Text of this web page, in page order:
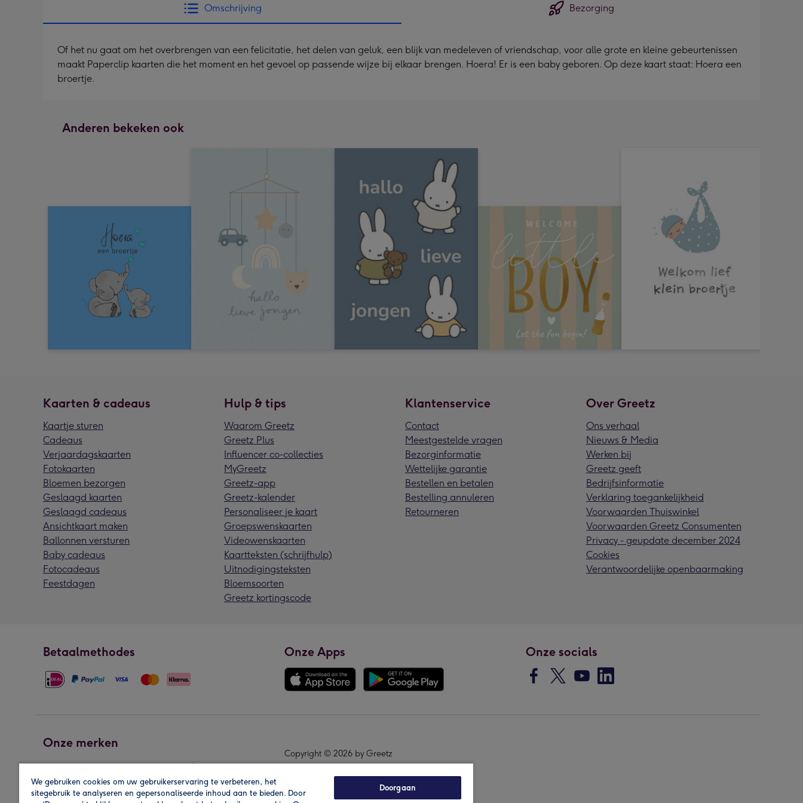
mm
Omschrijving Bezorging
Of het nu gaat om het overbrengen van een felicitatie, het delen van geluk, een blijk van medeleven of vriendschap, voor alle grote en kleine gebeurtenissen
maakt Paperclip kaarten die het moment en het gevoel op passende wijze bij elkaar brengen. Hoera! Er is een baby geboren. Op deze kaart staat: Hoera een
broertje.
Anderen bekeken ook
Kaarten & cadeaus
Kaartje sturen
Cadeaus
Verjaardagskaarten
Fotokaarten
Bloemen bezorgen
Geslaagd kaarten
Geslaagd cadeaus
Ansichtkaart maken
Ballonnen versturen
Baby cadeaus
Fotocadeaus
Feestdagen
Hulp & tips
Waarom Greetz
Greetz Plus
Influencer co-collecties
MyGreetz
Greetz-app
Greetz-kalender
Personaliseer je kaart
Groepswenskaarten
Videowenskaarten
Kaartteksten (schrijfhulp)
Uitnodigingsteksten
Bloemsoorten
Greetz kortingscode
Klantenservice
Contact
Meestgestelde vragen
Bezorginformatie
Wettelijke garantie
Bestellen en betalen
Bestelling annuleren
Retourneren
Over Greetz
Ons verhaal
Nieuws & Media
Werken bij
Greetz geeft
Bedrijfsinformatie
Verklaring toegankelijkheid
Voorwaarden Thuiswinkel
Voorwaarden Greetz Consumenten
Privacy - geupdate december 2024
Cookies
Verantwoordelijke openbaarmaking
Betaalmethodes Onze Apps Onze socials
Onze merken
Copyright © 2026 by Greetz
We gebruiken cookies om uw gebruikerservaring te verbeteren, het
sitegebruik te analyseren en gepersonaliseerde inhoud aan te bieden. Door
Doorgaan